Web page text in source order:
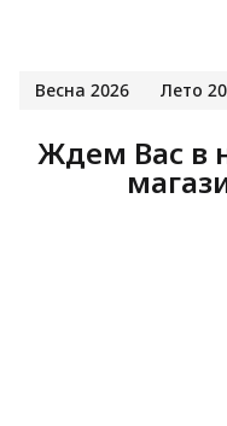
Весна 2026 Лето
Ждем Вас в